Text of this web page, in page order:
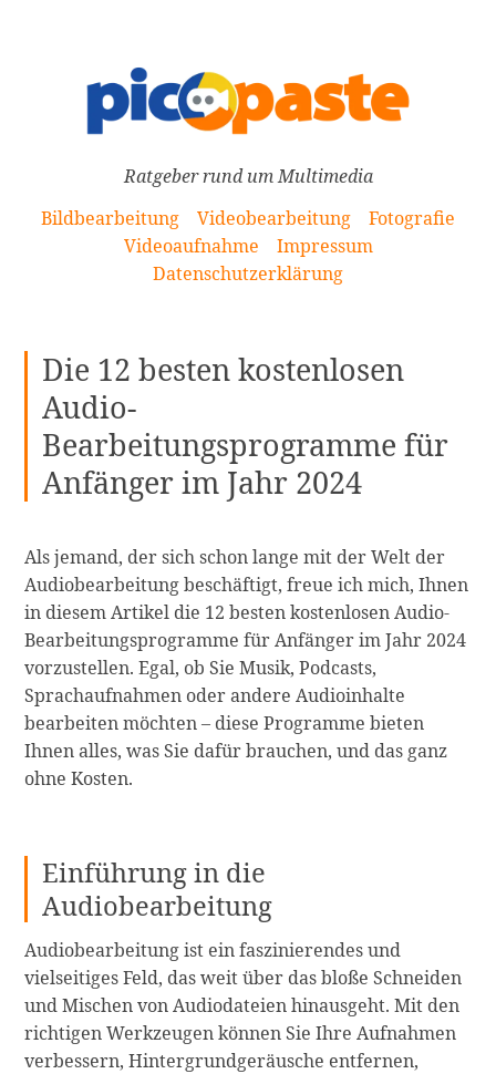
Ratgeber rund um Multimedia
Bildbearbeitung
Videobearbeitung
Fotografie
Videoaufnahme
Impressum
Datenschutzerklärung
Die 12 besten kostenlosen
Audio-
Bearbeitungsprogramme für
Anfänger im Jahr 2024
Als jemand, der sich schon lange mit der Welt der
Audiobearbeitung beschäftigt, freue ich mich, Ihnen
in diesem Artikel die 12 besten kostenlosen Audio-
Bearbeitungsprogramme für Anfänger im Jahr 2024
vorzustellen. Egal, ob Sie Musik, Podcasts,
Sprachaufnahmen oder andere Audioinhalte
bearbeiten möchten – diese Programme bieten
Ihnen alles, was Sie dafür brauchen, und das ganz
ohne Kosten.
Einführung in die
Audiobearbeitung
Audiobearbeitung ist ein faszinierendes und
vielseitiges Feld, das weit über das bloße Schneiden
und Mischen von Audiodateien hinausgeht. Mit den
richtigen Werkzeugen können Sie Ihre Aufnahmen
verbessern, Hintergrundgeräusche entfernen,